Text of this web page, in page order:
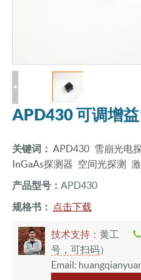
APD430 可调增
关键词： APD430 雪崩光电
InGaAs探测器 空间光探测
产品型号： APD430
规格书：
点击下载
技术支持： 黄工
号，可扫码）
Email: